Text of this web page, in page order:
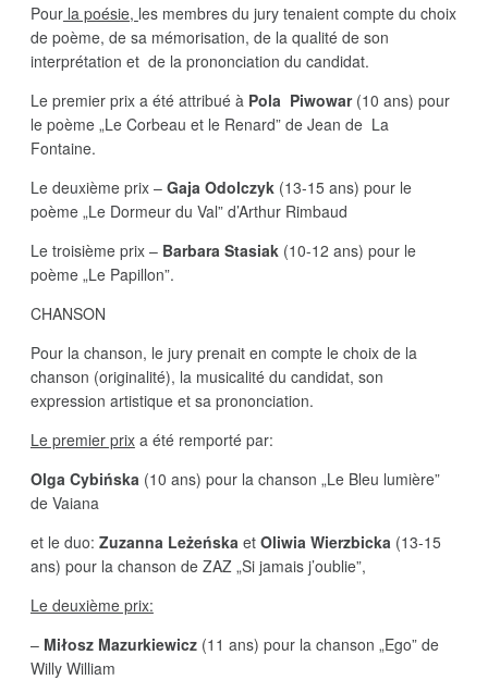
Pourla poésie, les membres du jury tenaient compte du choix
de poème, de sa mémorisation, de la qualité de son
interprétation et de la prononciation du candidat.
Le premier prix a été attribué à Pola Piwowar(10 ans) pour
le poème „Le Corbeau et le Renard” de Jean de La
Fontaine.
Le deuxième prix – Gaja Odolczyk(13-15 ans) pour le
poème „Le Dormeur du Val” d’Arthur Rimbaud
Le troisième prix – Barbara Stasiak(10-12 ans) pour le
poème „Le Papillon”.
CHANSON
Pour la chanson, le jury prenait en compte le choix de la
chanson (originalité), la musicalité du candidat, son
expression artistique et sa prononciation.
Le premier prixa été remporté par:
Olga Cybińska (10 ans) pour la chanson „Le Bleu lumière”
de Vaiana
et le duo: Zuzanna Leżeńska et Oliwia Wierzbicka (13-15
ans) pour la chanson de ZAZ „Si jamais j’oublie”,
Le deuxième prix:
– Miłosz Mazurkiewicz(11 ans) pour la chanson „Ego” de
Willy William